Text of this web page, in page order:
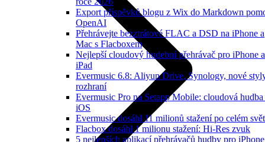
Export příspěvků blogu z Wix do Markdown
OpenAI
Přehrávejte bezztrátové FLAC a DSD na iPhone a
Mac s Flacboxem
Nejlepší cloudový hudební přehrávač pro iPhone a
iPad
Evermusic 6.8: Aliyun Drive, Synology, nové
rozhraní
Evermusic Pro na Setapp Mobile: cloudová
iOS
Evermusic dosáhl 11 milionů stažení po celém
Flacbox dosáhl 1 milionu stažení: Hi-Res zvuk
5 nejlepších aplikací přehrávačů hudby pro